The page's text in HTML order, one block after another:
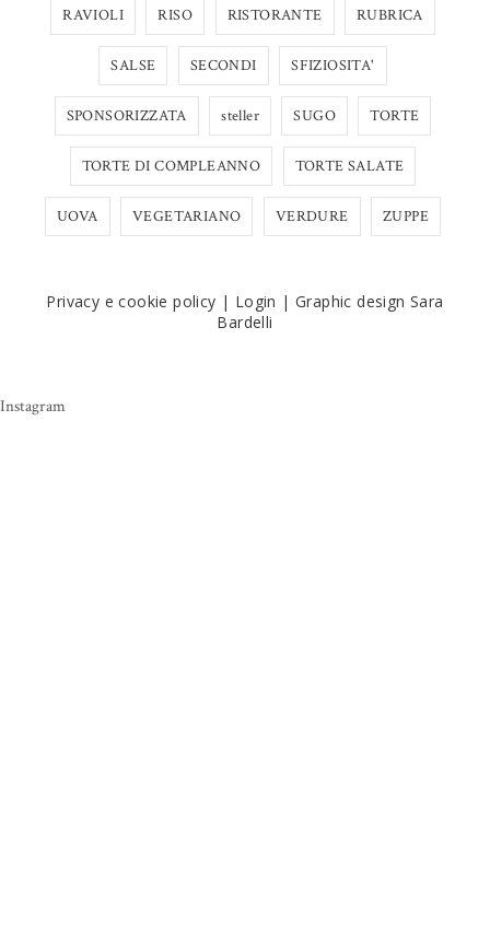
RAVIOLI RISO RISTORANTE RUBRICA
SALSE SECONDI SFIZIOSITA'
SPONSORIZZATA steller SUGO TORTE
TORTE DI COMPLEANNO TORTE SALATE
UOVA VEGETARIANO VERDURE ZUPPE
Privacy e cookie policy | Login | Graphic design Sara
Bardelli
Instagram